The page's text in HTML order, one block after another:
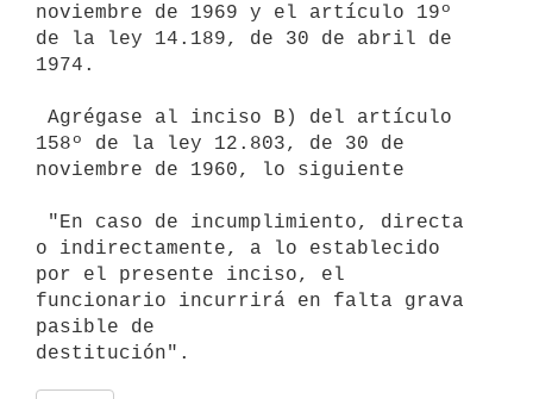
noviembre de 1969 y el artículo 19º
de la ley 14.189, de 30 de abril de
1974.
158º de la ley 12.803, de 30 de
noviembre de 1960, lo siguiente
o indirectamente, a lo establecido
por el presente inciso, el
funcionario incurrirá en falta grava
pasible de